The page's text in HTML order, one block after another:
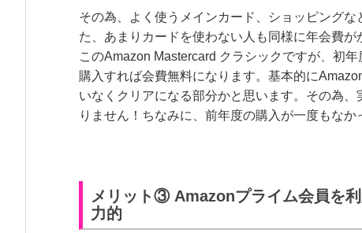
その為、よく使うメインカード、ショッピング
た、あまりカードを使わない人も同様に年会費が
このAmazon Mastercard クラシックですが、初
購入すれば会費無料になります。基本的に
いなくクリアになる部分かと思います。その為
りません！ちなみに、前年度の購入が一度もな
メリット③ Amazonプライム会員を
力的